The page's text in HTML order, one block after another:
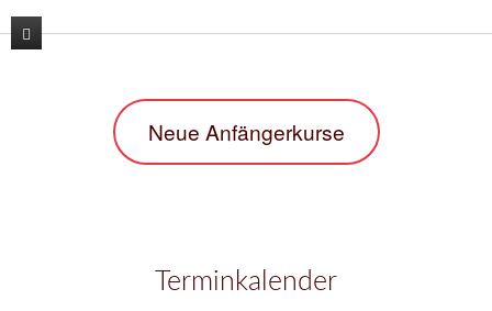
Neue Anfängerkurse
Terminkalender